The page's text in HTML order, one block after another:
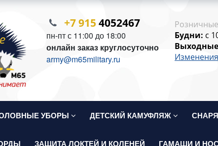
+7 915 4052467
пн-пт с 11:00 до 18:00
онлайн заказ круглосуточно
army@m65military.ru
Будни: c
УБОРЫ ДЕТСКИЙ КАМУФЛЯЖ
ЗАЩИТА ЛОКТЕЙ И КОЛЕНЕЙ ГАМАШИ И